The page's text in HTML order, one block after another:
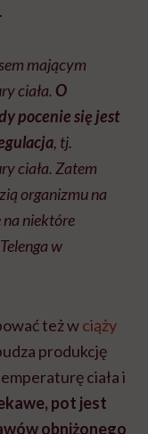
mającym
ciała. O
pocenie się jest
, tj.
ciała. Zatem
organizmu na
na niektóre
w
też wciąży
produkcję
ciała i
pot jest
obniżonego